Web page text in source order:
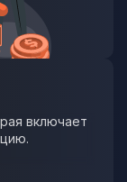
включает